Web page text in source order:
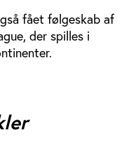
fået følgeskab af
der spilles i